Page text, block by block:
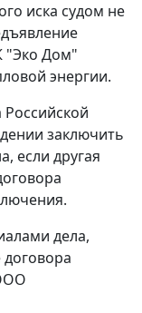
иска судом не
"Эко Дом"
энергии.
Российской
заключить
если другая
дела,